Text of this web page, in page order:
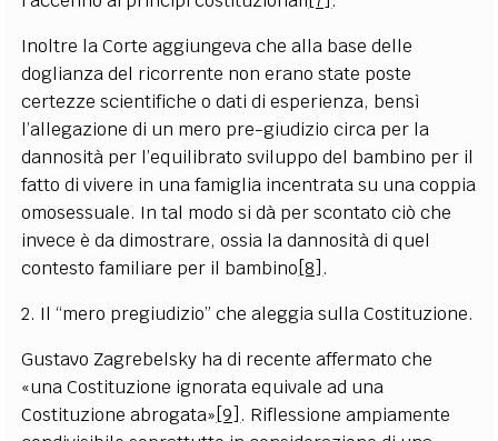
Inoltre la Corte aggiungeva che alla base delle
doglianza del ricorrente non erano state poste
certezze scientifiche o dati di esperienza, bensì
l’allegazione di un mero pre-giudizio circa per la
dannosità per l’equilibrato sviluppo del bambino per il
fatto di vivere in una famiglia incentrata su una coppia
omosessuale. In tal modo si dà per scontato ciò che
invece è da dimostrare, ossia la dannosità di quel
contesto familiare per il bambino [8] .
2. Il “mero pregiudizio” che aleggia sulla Costituzione.
Gustavo Zagrebelsky ha di recente affermato che
«una Costituzione ignorata equivale ad una
Costituzione abrogata» [9] . Riflessione ampiamente